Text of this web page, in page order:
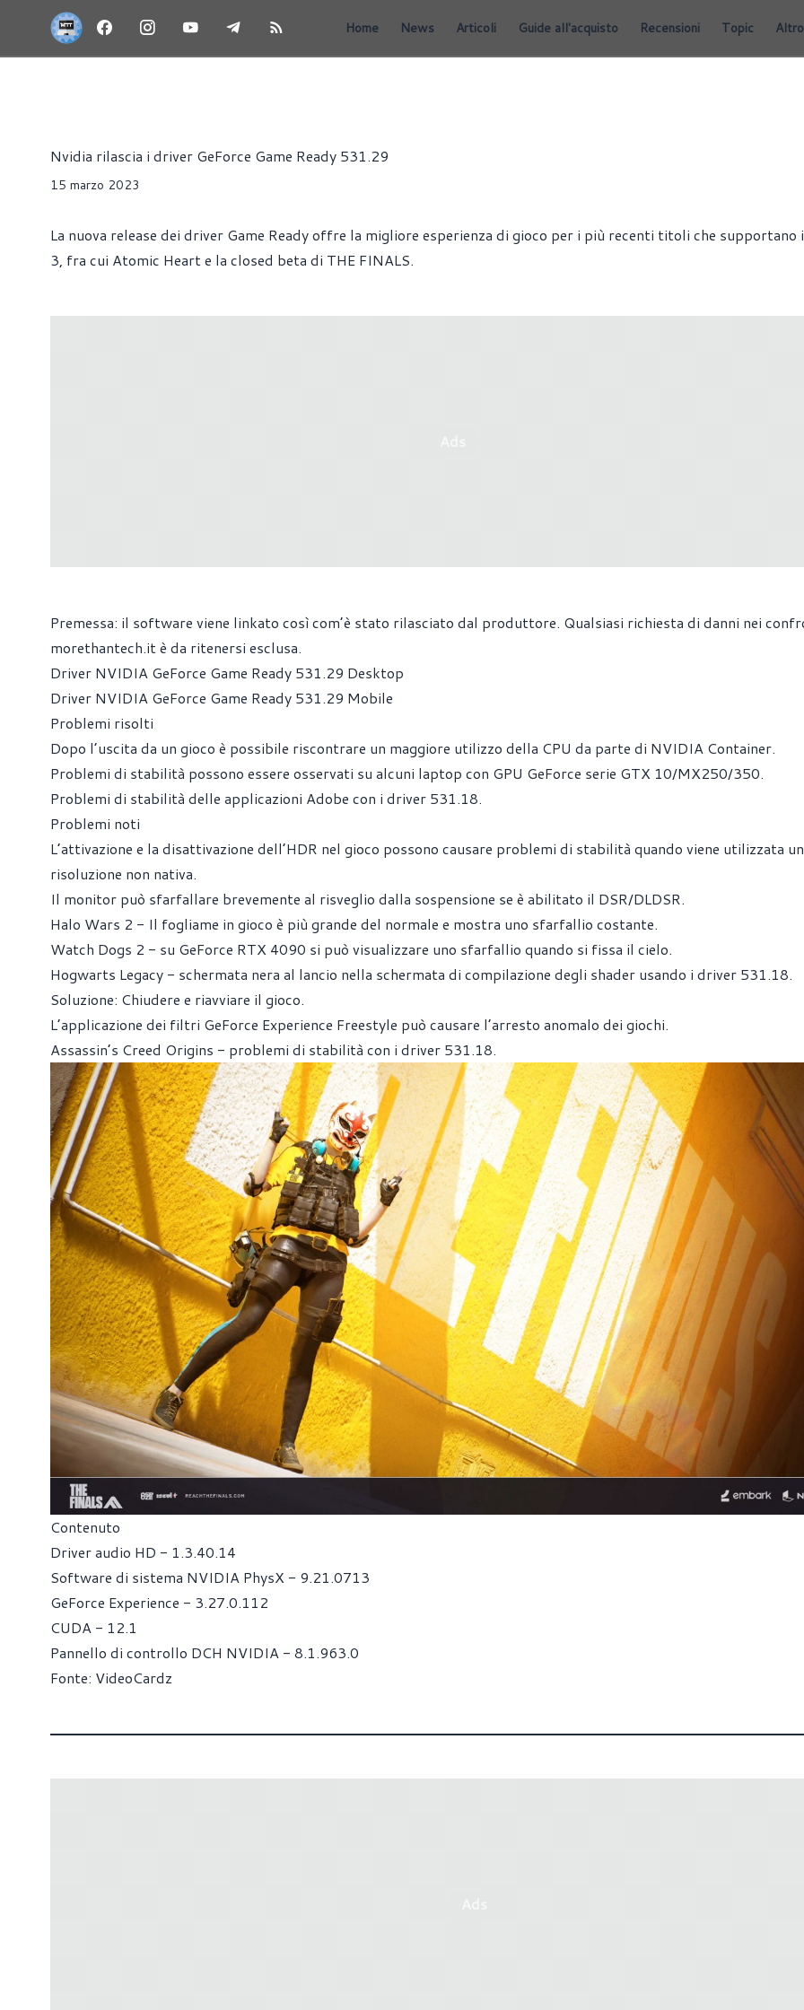
Home News Articoli Guide all'acquisto Recensioni Topic Altro
Nvidia rilascia i driver GeForce Game Ready 531.29
15 marzo 2023
La nuova release dei driver Game Ready offre la migliore esperienza di gioco per i più recenti titoli che supportano
3, fra cui Atomic Heart e la closed beta di THE FINALS.
Premessa: il software viene linkato così com’è stato rilasciato dal produttore. Qualsiasi richiesta di danni nei
morethantech.itè da ritenersi esclusa.
Driver NVIDIA GeForce Game Ready 531.29 Desktop
Driver NVIDIA GeForce Game Ready 531.29 Mobile
Problemi risolti
Dopo l’uscita da un gioco è possibile riscontrare un maggiore utilizzo della CPU da parte di NVIDIA Container.
Problemi di stabilità possono essere osservati su alcuni laptop con GPU GeForce serie GTX 10/MX250/350.
Problemi di stabilità delle applicazioni Adobe con i driver 531.18.
Problemi noti
L’attivazione e la disattivazione dell’HDR nel gioco possono causare problemi di stabilità quando viene utilizzata
risoluzione non nativa.
Il monitor può sfarfallare brevemente al risveglio dalla sospensione se è abilitato il DSR/DLDSR.
Halo Wars 2 - Il fogliame in gioco è più grande del normale e mostra uno sfarfallio costante.
Watch Dogs 2 - su GeForce RTX 4090 si può visualizzare uno sfarfallio quando si fissa il cielo.
Hogwarts Legacy - schermata nera al lancio nella schermata di compilazione degli shader usando i driver 531.18.
Soluzione: Chiudere e riavviare il gioco.
L’applicazione dei filtri GeForce Experience Freestyle può causare l’arresto anomalo dei giochi.
Assassin’s Creed Origins - problemi di stabilità con i driver 531.18.
Contenuto
Driver audio HD - 1.3.40.14
Software di sistema NVIDIA PhysX - 9.21.0713
GeForce Experience - 3.27.0.112
CUDA - 12.1
Pannello di controllo DCH NVIDIA - 8.1.963.0
Fonte: VideoCardz